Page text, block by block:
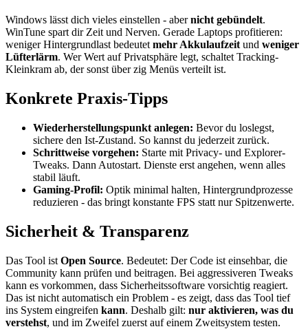
Windows lässt dich vieles einstellen - abernicht gebündelt.
WinTune spart dir Zeit und Nerven. Gerade Laptops profitieren:
weniger Hintergrundlast bedeutet mehr Akkulaufzeit und weniger
Lüfterlärm. Wer Wert auf Privatsphäre legt, schaltet Tracking-
Kleinkram ab, der sonst über zig Menüs verteilt ist.
Konkrete Praxis-Tipps
Wiederherstellungspunkt anlegen: Bevor du loslegst,
sichere den Ist-Zustand. So kannst du jederzeit zurück.
Schrittweise vorgehen: Starte mit Privacy- und Explorer-
Tweaks. Dann Autostart. Dienste erst angehen, wenn alles
stabil läuft.
Gaming-Profil: Optik minimal halten, Hintergrundprozesse
reduzieren - das bringt konstante FPS statt nur Spitzenwerte.
Sicherheit & Transparenz
Das Tool ist Open Source. Bedeutet: Der Code ist einsehbar, die
Community kann prüfen und beitragen. Bei aggressiveren Tweaks
kann es vorkommen, dass Sicherheitssoftware vorsichtig reagiert.
Das ist nicht automatisch ein Problem - es zeigt, dass das Tool tief
ins System eingreifen kann. Deshalb gilt: nur aktivieren, was du
verstehst, und im Zweifel zuerst auf einem Zweitsystem testen.